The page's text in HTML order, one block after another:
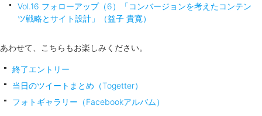
Vol.16 フォローアップ（6）「コンバージョンを考えたコンテン
ツ戦略とサイト設計」（益子 貴寛）
あわせて、こちらもお楽しみください。
終了エントリー
当日のツイートまとめ（Togetter）
フォトギャラリー（Facebookアルバム）